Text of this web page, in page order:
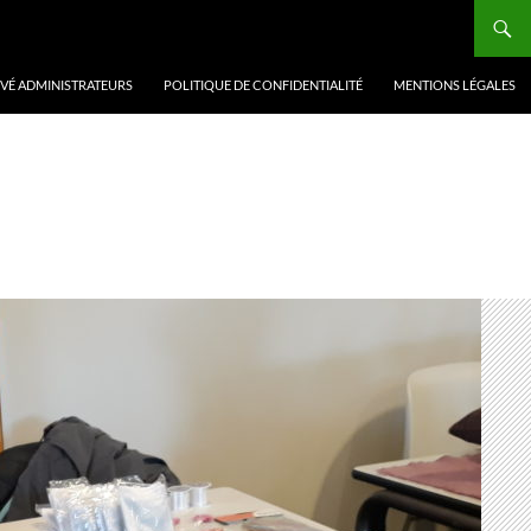
ADMINISTRATEURS POLITIQUE DE CONFIDENTIALITÉ MENTIONS LÉGALES